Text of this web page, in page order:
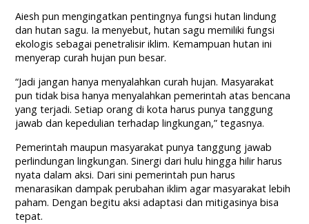
Aiesh pun mengingatkan pentingnya fungsi hutan lindung
dan hutan sagu. Ia menyebut, hutan sagu memiliki fungsi
ekologis sebagai penetralisir iklim. Kemampuan hutan ini
menyerap curah hujan pun besar.
“Jadi jangan hanya menyalahkan curah hujan. Masyarakat
pun tidak bisa hanya menyalahkan pemerintah atas bencana
yang terjadi. Setiap orang di kota harus punya tanggung
jawab dan kepedulian terhadap lingkungan,” tegasnya.
Pemerintah maupun masyarakat punya tanggung jawab
perlindungan lingkungan. Sinergi dari hulu hingga hilir harus
nyata dalam aksi. Dari sini pemerintah pun harus
menarasikan dampak perubahan iklim agar masyarakat lebih
paham. Dengan begitu aksi adaptasi dan mitigasinya bisa
tepat.